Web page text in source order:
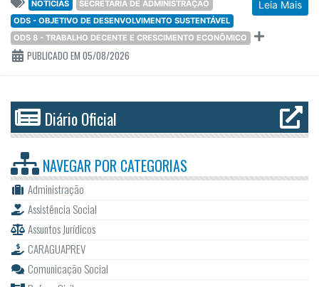
Leia Mais
NOTÍCIAS
SECRETARIA DE ADMINISTRAÇÃO
ODS - OBJETIVO DE DESENVOLVIMENTO SUSTENTÁVEL
ODS 8 - TRABALHO DECENTE E CRESCIMENTO ECONÔMICO
PUBLICADO EM 05/08/2026
Diário Oficial
NAVEGAR POR CATEGORIAS
Administração
Assistência Social
Assuntos Jurídicos
CARAGUAPREV
Comunicação Social